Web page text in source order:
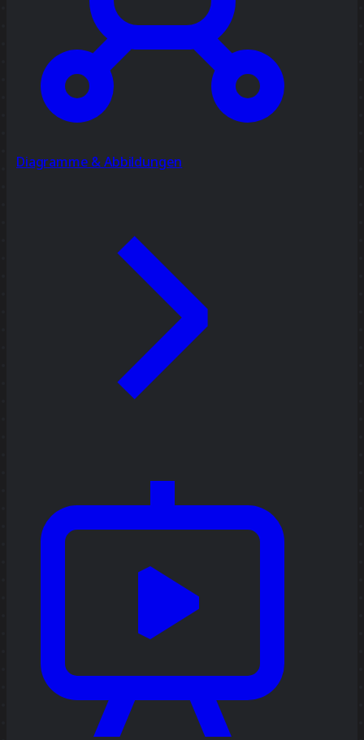
Diagramme & Abbildungen